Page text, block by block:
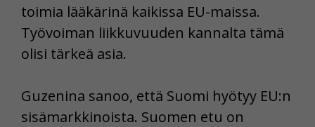
toimia lääkärinä kaikissa EU-maissa.
Työvoiman liikkuvuuden kannalta tämä
olisi tärkeä asia.
Guzenina sanoo, että Suomi hyötyy EU:n
sisämarkkinoista. Suomen etu on